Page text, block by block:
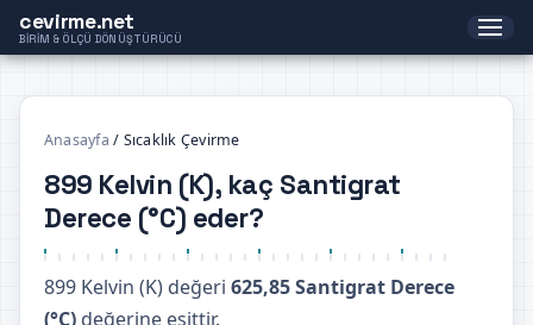
cevirme.net
BIRIM & ÖLÇÜ DÖNÜŞTÜRÜCÜ
Anasayfa / Sıcaklık Çevirme
899 Kelvin (K), kaç Santigrat
Derece (°C) eder?
899 Kelvin (K) değeri 625,85 Santigrat Derece
(°C) değerine eşittir.